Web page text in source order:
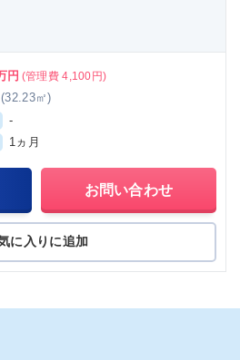
円 (管理費 4,100円)
㎡)
-
1ヵ月
お問い合わせ
に入りに追加